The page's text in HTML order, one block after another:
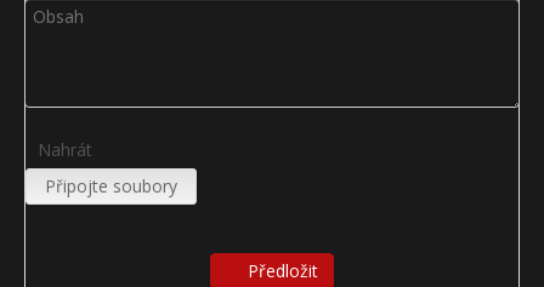
Nahrát
Připojte soubory
Předložit